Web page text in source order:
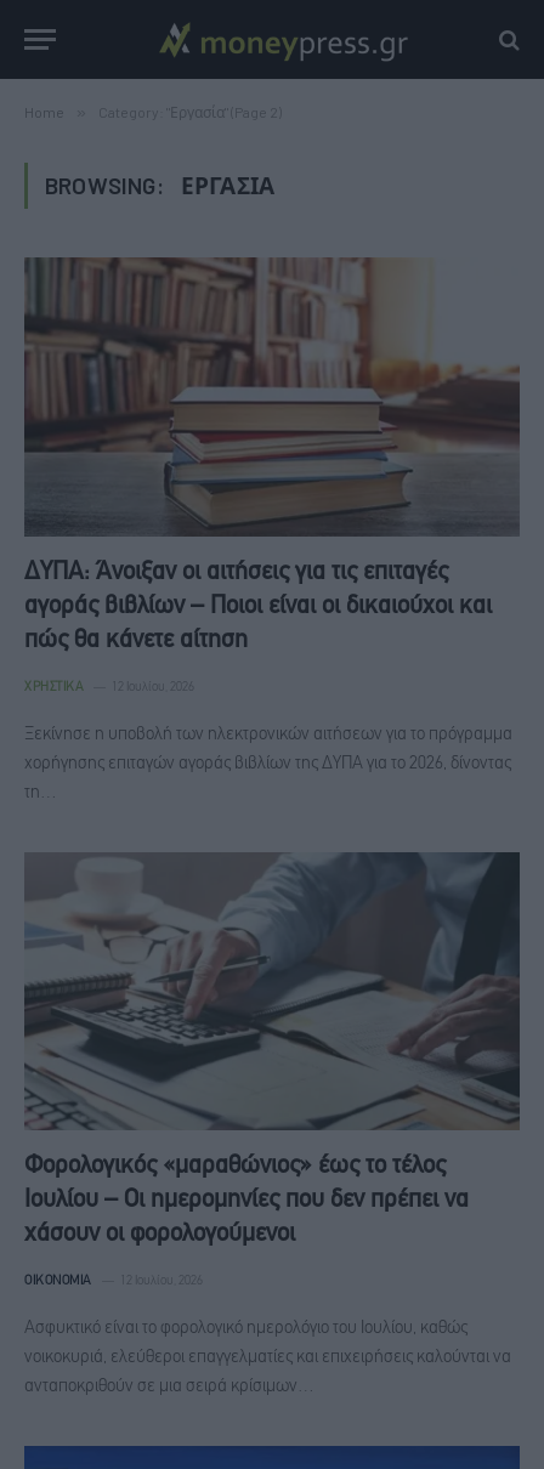
Home Category: "Εργασία" (Page 2)
BROWSING: ΕΡΓΑΣΊΑ
ΔΥΠΑ: Άνοιξαν οι αιτήσεις για τις επιταγές
αγοράς βιβλίων – Ποιοι είναι οι δικαιούχοι και
πώς θα κάνετε αίτηση
ΧΡΗΣΤΙΚΆ 12 Ιουλίου, 2026
Ξεκίνησε η υποβολή των ηλεκτρονικών αιτήσεων για το πρόγραμμα
χορήγησης επιταγών αγοράς βιβλίων της ΔΥΠΑ για το 2026, δίνοντας
τη…
Φορολογικός «μαραθώνιος» έως το τέλος
Ιουλίου – Οι ημερομηνίες που δεν πρέπει να
χάσουν οι φορολογούμενοι
ΟΙΚΟΝΟΜΊΑ 12 Ιουλίου, 2026
Ασφυκτικό είναι το φορολογικό ημερολόγιο του Ιουλίου, καθώς
νοικοκυριά, ελεύθεροι επαγγελματίες και επιχειρήσεις καλούνται να
ανταποκριθούν σε μια σειρά κρίσιμων…